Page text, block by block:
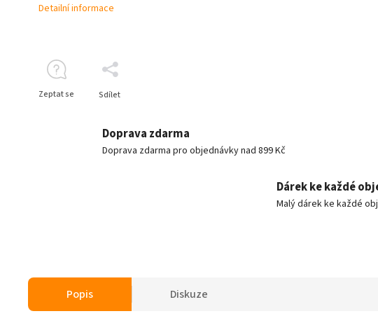
Detailní informace
Zeptat se Sdílet
Doprava zdarma
Doprava zdarma pro objednávky nad 899 Kč
Dárek ke každé
Malý dárek ke každé
Popis Diskuze